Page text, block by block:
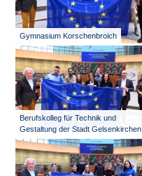
Gymnasium Korschenbroich
Berufskolleg für Technik und
Gestaltung der Stadt Gelsenkirchen